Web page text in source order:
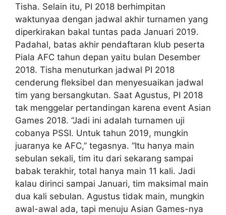
Tisha. Selain itu, PI 2018 berhimpitan
waktunyaa dengan jadwal akhir turnamen yang
diperkirakan bakal tuntas pada Januari 2019.
Padahal, batas akhir pendaftaran klub peserta
Piala AFC tahun depan yaitu bulan Desember
2018. Tisha menuturkan jadwal PI 2018
cenderung fleksibel dan menyesuaikan jadwal
tim yang bersangkutan. Saat Agustus, PI 2018
tak menggelar pertandingan karena event Asian
Games 2018. “Jadi ini adalah turnamen uji
cobanya PSSI. Untuk tahun 2019, mungkin
juaranya ke AFC,” tegasnya. “Itu hanya main
sebulan sekali, tim itu dari sekarang sampai
babak terakhir, total hanya main 11 kali. Jadi
kalau dirinci sampai Januari, tim maksimal main
dua kali sebulan. Agustus tidak main, mungkin
awal-awal ada, tapi menuju Asian Games-nya